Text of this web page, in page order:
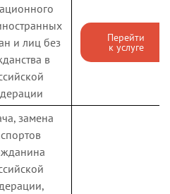
и лиц без
в
Перейти
к услуге
замена